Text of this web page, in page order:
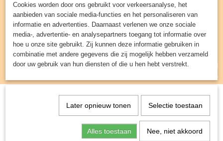
Inloggen Registreren
UW WINKELWAGEN
(0)
Spellen & Puzzels> Finspan - Bordspel
Cookies worden door ons gebruikt voor verkeersanalyse, het
aanbieden van sociale media-functies en het personaliseren van
informatie en advertenties. Daarnaast verlenen we onze sociale
media-, advertentie- en analysepartners toegang tot informatie over
hoe u onze site gebruikt. Zij kunnen deze informatie gebruiken in
combinatie met andere gegevens die zij mogelijk hebben verzameld
door uw gebruik van hun diensten of die u hen hebt verstrekt.
Later opnieuw tonen Selectie toestaan
Alles toestaan Nee, niet akkoord